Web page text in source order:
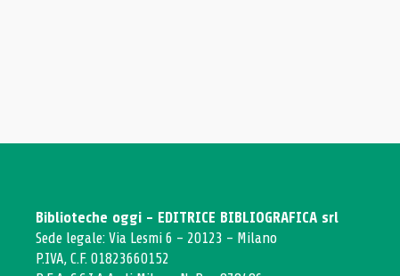
Biblioteche oggi - EDITRICE BIBLIOGRAFICA srl
Sede legale: Via Lesmi 6 - 20123 - Milano
P.IVA, C.F. 01823660152